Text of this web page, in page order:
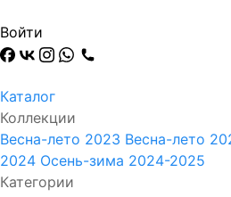
Войти
Каталог
Коллекции
Весна-лето 2023 Весна-лето
2024 Осень-зима 2024-2025
Категории